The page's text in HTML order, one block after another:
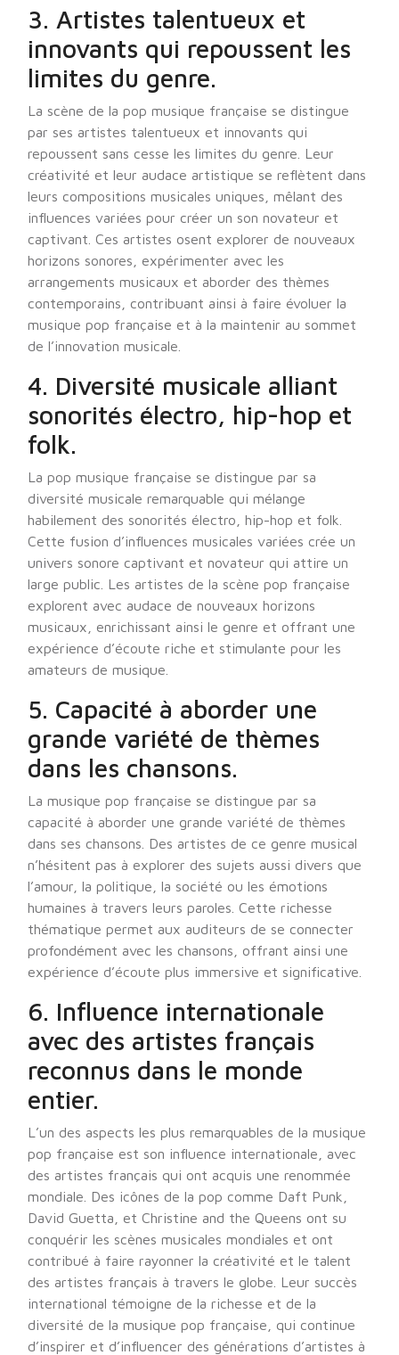
3. Artistes talentueux et
innovants qui repoussent les
limites du genre.
La scène de la pop musique française se distingue
par ses artistes talentueux et innovants qui
repoussent sans cesse les limites du genre. Leur
créativité et leur audace artistique se reflètent dans
leurs compositions musicales uniques, mêlant des
influences variées pour créer un son novateur et
captivant. Ces artistes osent explorer de nouveaux
horizons sonores, expérimenter avec les
arrangements musicaux et aborder des thèmes
contemporains, contribuant ainsi à faire évoluer la
musique pop française et à la maintenir au sommet
de l’innovation musicale.
4. Diversité musicale alliant
sonorités électro, hip-hop et
folk.
La pop musique française se distingue par sa
diversité musicale remarquable qui mélange
habilement des sonorités électro, hip-hop et folk.
Cette fusion d’influences musicales variées crée un
univers sonore captivant et novateur qui attire un
large public. Les artistes de la scène pop française
explorent avec audace de nouveaux horizons
musicaux, enrichissant ainsi le genre et offrant une
expérience d’écoute riche et stimulante pour les
amateurs de musique.
5. Capacité à aborder une
grande variété de thèmes
dans les chansons.
La musique pop française se distingue par sa
capacité à aborder une grande variété de thèmes
dans ses chansons. Des artistes de ce genre musical
n’hésitent pas à explorer des sujets aussi divers que
l’amour, la politique, la société ou les émotions
humaines à travers leurs paroles. Cette richesse
thématique permet aux auditeurs de se connecter
profondément avec les chansons, offrant ainsi une
expérience d’écoute plus immersive et significative.
6. Influence internationale
avec des artistes français
reconnus dans le monde
entier.
L’un des aspects les plus remarquables de la musique
pop française est son influence internationale, avec
des artistes français qui ont acquis une renommée
mondiale. Des icônes de la pop comme Daft Punk,
David Guetta, et Christine and the Queens ont su
conquérir les scènes musicales mondiales et ont
contribué à faire rayonner la créativité et le talent
des artistes français à travers le globe. Leur succès
international témoigne de la richesse et de la
diversité de la musique pop française, qui continue
d’inspirer et d’influencer des générations d’artistes à